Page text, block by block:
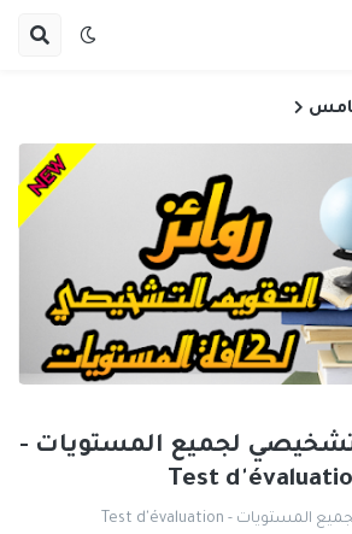
لجميع المستويات -
Test
روائز التقويم التشخيصي لجميع المستويات - Test d'évaluation